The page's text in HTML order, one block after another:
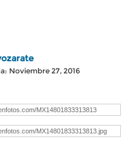
Noviembre 27, 2016